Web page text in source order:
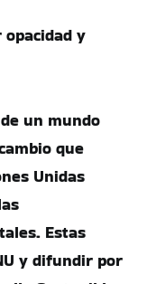
un mundo
que
Unidas
Estas
y difundir por